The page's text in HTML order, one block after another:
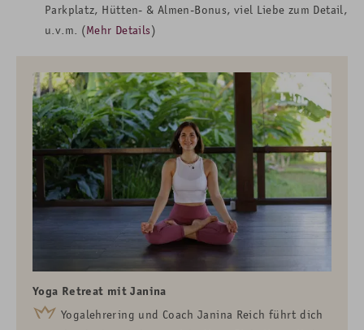
Parkplatz, Hütten- & Almen-Bonus, viel Liebe zum Detail,
u.v.m. (Mehr Details)
Yoga Retreat mit Janina
Yogalehrering und Coach Janina Reich führt dich